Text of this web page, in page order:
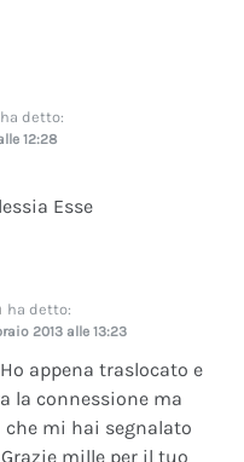
ha detto:
12:28
Esse
ha detto:
2013 alle 13:23
appena traslocato e
la connessione ma
mi hai segnalato
mille per il tuo